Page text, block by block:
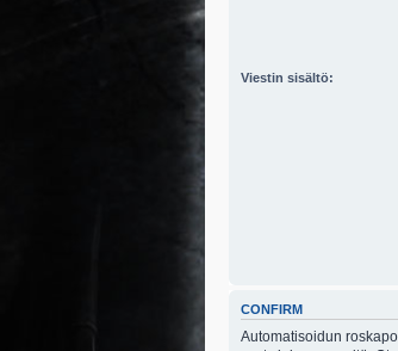
Viestin sisältö:
CONFIRM
Automatisoidun